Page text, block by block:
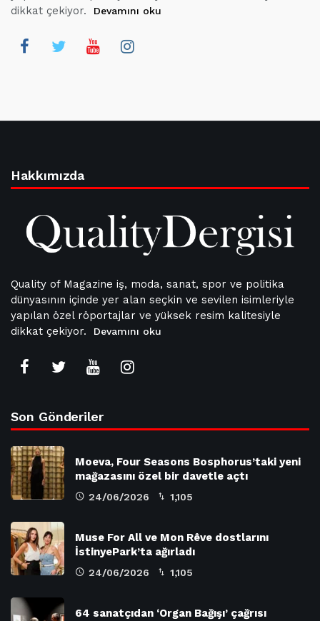
dikkat çekiyor.
Devamını oku
Hakkımızda
Quality of Magazine iş, moda, sanat, spor ve politika
dünyasının içinde yer alan seçkin ve sevilen isimleriyle
yapılan özel röportajlar ve yüksek resim kalitesiyle
dikkat çekiyor.
Devamını oku
Son Gönderiler
Moeva, Four Seasons Bosphorus’taki yeni
mağazasını özel bir davetle açtı
24/06/2026 1,105
Muse For All ve Mon Rêve dostlarını
İstinyePark’ta ağırladı
24/06/2026 1,105
64 sanatçıdan ‘Organ Bağışı’ çağrısı